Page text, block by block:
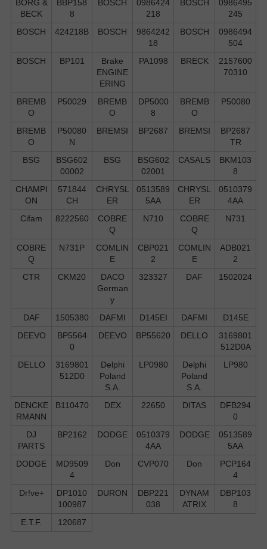
BORG &
BECK
BBP158
8
BOSCH
0986424
218
BOSCH
0986495
245
BOSCH
424218B BOSCH
9864242
18
BOSCH
0986494
504
BOSCH
BP101
Brake
ENGINE
ERING
PA1098 BRECK
2157600
70310
BREMB
O
P50029
BREMB
O
DP5000
8
BREMB
O
P50080
BREMB
O
P50080
N
BREMSI BP2687 BREMSI
BP2687
TR
BSG
BSG602
00002
BSG
BSG602
02001
CASALS
BKM103
8
CHAMPI
ON
571844
CH
CHRYSL
ER
0513589
5AA
CHRYSL
ER
0510379
4AA
Cifam
8222560
COBRE
Q
N710
COBRE
Q
N731
COBRE
Q
N731P
COMLIN
E
CBP021
2
COMLIN
E
ADB021
2
CTR
CKM20
DACO
German
y
323327 DAF 1502024
DAF 1505380 DAFMI D145EI DAFMI
D145E
DEEVO
BP5564
0
DEEVO BP55620 DELLO
3169801
512D0A
DELLO
3169801
512D0
Delphi
Poland
S.А.
LP0980
Delphi
Poland
S.А.
LP980
DENCKE
RMANN
B110470 DEX 22650 DITAS
DFB294
0
DJ
PARTS
BP2162 DODGE
0510379
4AA
DODGE
0513589
5AA
DODGE
MD9509
4
Don CVP070 Don
PCP164
4
Dr!ve+
DP1010
100987
DURON
DBP221
038
DYNAM
ATRIX
DBP103
8
E.T.F.
120687